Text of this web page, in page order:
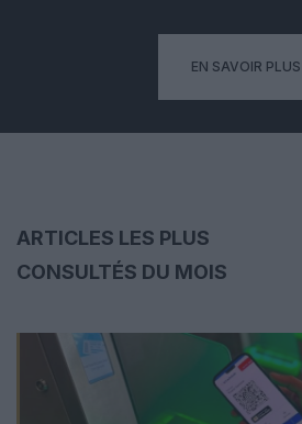
EN SAVOIR PLUS
ARTICLES LES PLUS
CONSULTÉS DU MOIS